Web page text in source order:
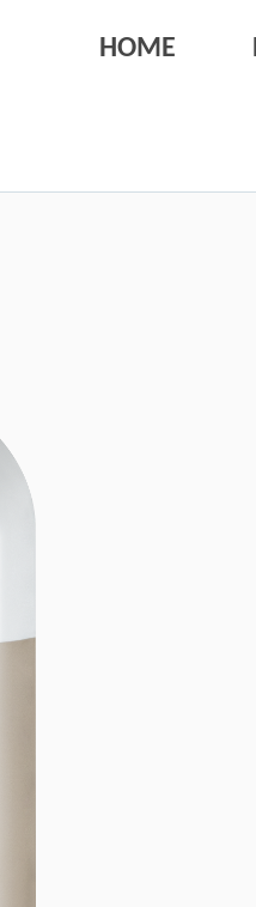
HOME